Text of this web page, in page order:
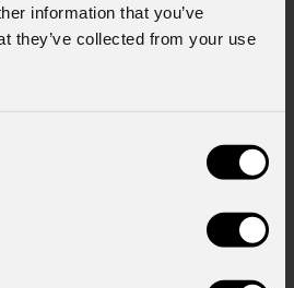
information that you’ve
they’ve collected from your use